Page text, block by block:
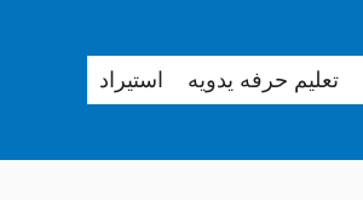
تعليم حرفه يدويه استيراد